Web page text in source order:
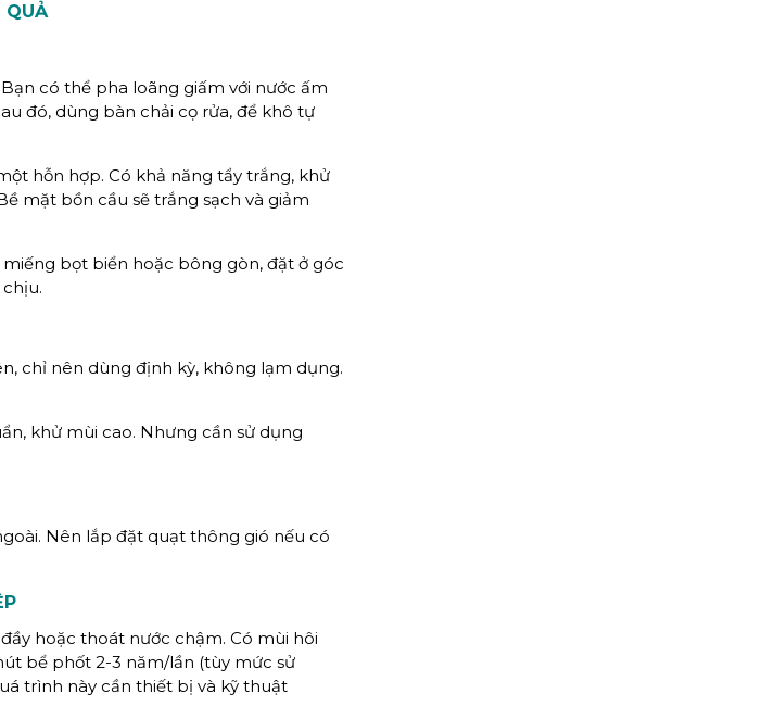
QUẢ
có thể pha loãng giấm với nước ấm
đó, dùng bàn chải cọ rửa, để khô tự
hỗn hợp. Có khả năng tẩy trắng, khử
mặt bồn cầu sẽ trắng sạch và giảm
miếng bọt biển hoặc bông gòn, đặt ở góc
chỉ nên dùng định kỳ, không lạm dụng.
khử mùi cao. Nhưng cần sử dụng
Nên lắp đặt quạt thông gió nếu có
hoặc thoát nước chậm. Có mùi hôi
bể phốt 2-3 năm/lần (tùy mức sử
trình này cần thiết bị và kỹ thuật